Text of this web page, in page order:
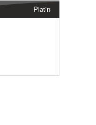
Platin